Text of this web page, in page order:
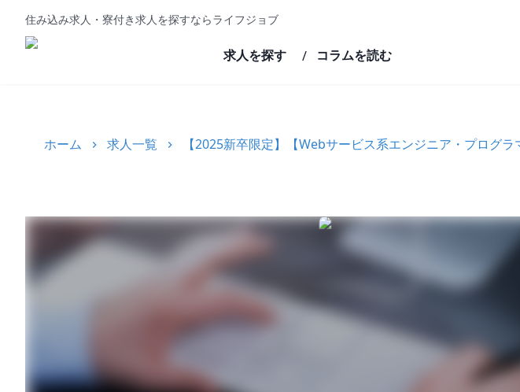
住み込み求人・寮付き求人を探すならライフジョブ
求人を探す / コラムを読む
ホーム 求人一覧 【2025新卒限定】【Webサービス系エンジニア・プログ